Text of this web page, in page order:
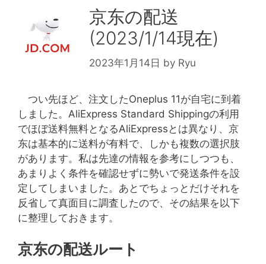
京东の配送
(2023/1/14現在)
2023年1月14日 by Ryu
つい先ほど、注文したOneplus 11が自宅に到着
しました。AliExpress Standard Shippingの利用
でほぼ送料無料となるAliExpressとは異なり、京
东は基本的に送料が有料で、しかも複数の選択肢
があります。私は先達の情報を参考にしつつも、
あまりよく条件を確認せずに勢いで発送条件を設
定してしまいました。あとでちょっとだけそれを
反省して真面目に調査したので、その結果を以下
に整理しておきます。
京东の配送ルート